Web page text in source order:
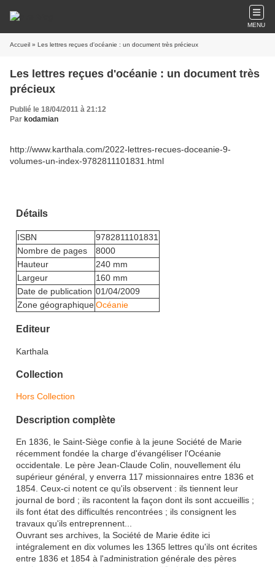
MENU
Accueil » Les lettres reçues d'océanie : un document très précieux
Les lettres reçues d'océanie : un document très
précieux
Publié le 18/04/2011 à 21:12
Par kodamian
http://www.karthala.com/2022-lettres-recues-doceanie-9-
volumes-un-index-9782811101831.html
Détails
ISBN
9782811101831
Nombre de pages
8000
Hauteur
240 mm
Largeur
160 mm
Date de publication 01/04/2009
Zone géographiqueOcéanie
Editeur
Karthala
Collection
Hors Collection
Description complète
En 1836, le Saint-Siège confie à la jeune Société de Marie
récemment fondée la charge d'évangéliser l'Océanie
occidentale. Le père Jean-Claude Colin, nouvellement élu
supérieur général, y enverra 117 missionnaires entre 1836 et
1854. Ceux-ci notent ce qu'ils observent : ils tiennent leur
journal de bord ; ils racontent la façon dont ils sont accueillis ;
ils font état des difficultés rencontrées ; ils consignent les
travaux qu'ils entreprennent...
Ouvrant ses archives, la Société de Marie édite ici
intégralement en dix volumes les 1365 lettres qu'ils ont écrites
entre 1836 et 1854 à l'administration générale des pères